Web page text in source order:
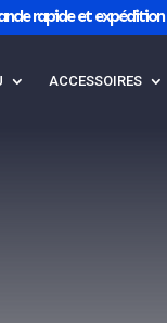
rapide et expédition
ACCESSOIRES